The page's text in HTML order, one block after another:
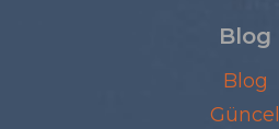
Blog
Blog
Güncel